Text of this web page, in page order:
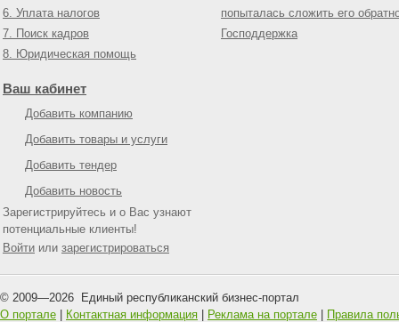
6. Уплата налогов
7. Поиск кадров
8. Юридическая помощь
попыталась сложить его
Господдержка
Ваш кабинет
Добавить компанию
Добавить товары и услуги
Добавить тендер
Добавить новость
Зарегистрируйтесь и о Вас узнают
потенциальные клиенты!
Войти или зарегистрироваться
© 2009—2026 Единый республиканский бизнес-портал
О портале
Контактная информация Реклама на портале Правила